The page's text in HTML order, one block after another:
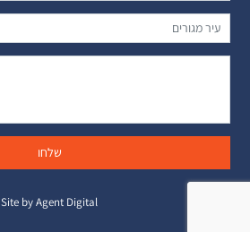
Site by Agent Digital